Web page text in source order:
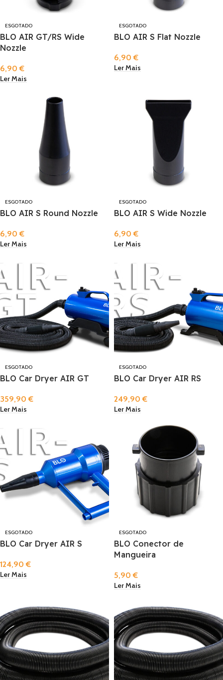
ESGOTADO
BLO AIR GT/RS Wide
Nozzle
6,90€
Ler Mais
ESGOTADO
BLO AIR S Flat Nozzle
6,90€
Ler Mais
ESGOTADO
BLO AIR S Round Nozzle
6,90€
Ler Mais
ESGOTADO
BLO AIR S Wide Nozzle
6,90€
Ler Mais
ESGOTADO
BLO Car Dryer AIR GT
359,90€
Ler Mais
ESGOTADO
BLO Car Dryer AIR RS
249,90€
Ler Mais
ESGOTADO
BLO Car Dryer AIR S
124,90€
Ler Mais
ESGOTADO
BLO Conector de
Mangueira
5,90€
Ler Mais